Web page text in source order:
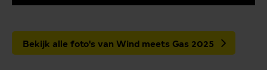
Bekijk alle foto's van Wind meets Gas 2025